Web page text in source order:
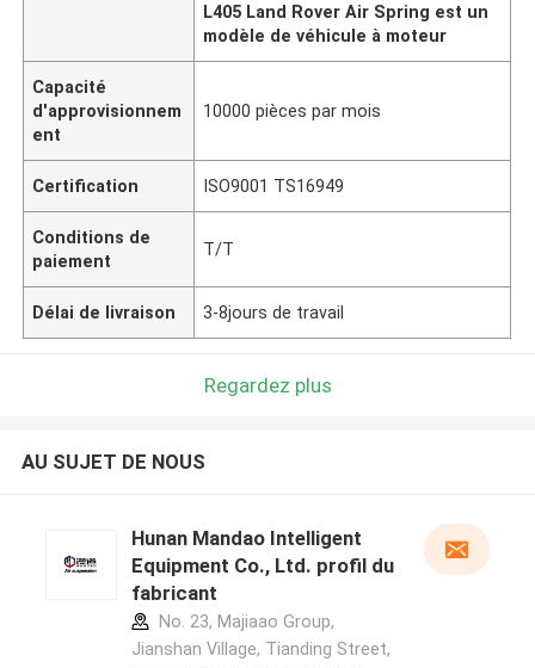
L405 Land Rover Air Spring est un
modèle de véhicule à moteur
Capacité
d'approvisionnem
ent
10000 pièces par mois
Certification ISO9001 TS16949
Conditions de
paiement
T/T
Délai de livraison 3-8jours de travail
Regardez plus
AU SUJET DE NOUS
Hunan Mandao Intelligent
Equipment Co., Ltd. profil du
fabricant
No. 23, Majiaao Group,
Jianshan Village, Tianding Street,